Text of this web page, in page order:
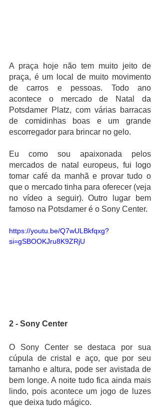
A praça hoje não tem muito jeito de
praça, é um local de muito movimento
de carros e pessoas. Todo ano
acontece o mercado de Natal da
Potsdamer Platz, com várias barracas
de comidinhas boas e um grande
escorregador para brincar no gelo.
Eu como sou apaixonada pelos
mercados de natal europeus, fui logo
tomar café da manhã e provar tudo o
que o mercado tinha para oferecer (veja
no vídeo a seguir). Outro lugar bem
famoso na Potsdamer é o Sony Center.
https://youtu.be/Q7wULBkfqxg?
si=gSBOOKJru8K9ZRjU
2 - Sony Center
O Sony Center se destaca por sua
cúpula de cristal e aço, que por seu
tamanho e altura, pode ser avistada de
bem longe. A noite tudo fica ainda mais
lindo, pois acontece um jogo de luzes
que deixa tudo mágico.